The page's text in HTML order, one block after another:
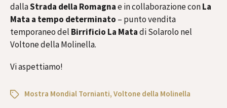
dallaStrada della Romagnae in collaborazione conLa
Mata a tempo determinato – punto vendita
temporaneo del Birrificio La Matadi Solarolo nel
Voltone della Molinella.
Vi aspettiamo!
Mostra Mondial Tornianti, Voltone della Molinella